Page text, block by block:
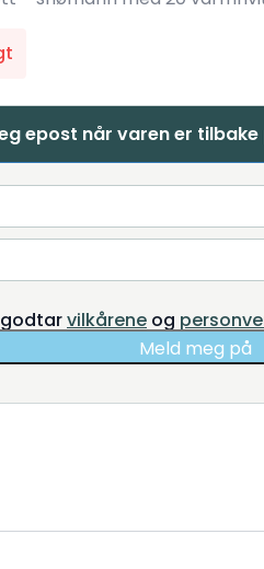
epost når varen er
vilkårene og
Meld meg på